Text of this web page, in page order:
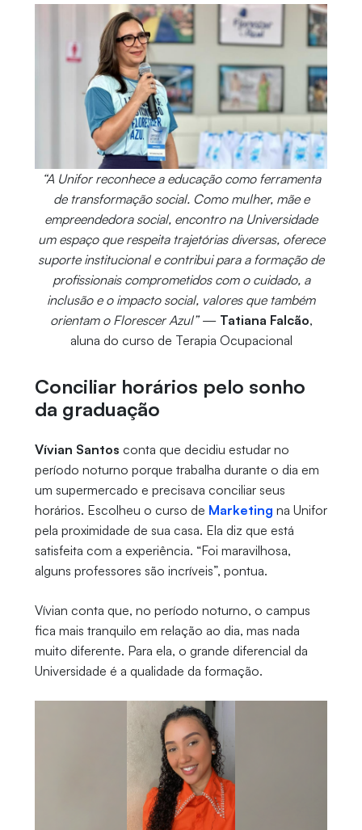
“A Unifor reconhece a educação como ferramenta
de transformação social. Como mulher, mãe e
empreendedora social, encontro na Universidade
um espaço que respeita trajetórias diversas, oferece
suporte institucional e contribui para a formação de
profissionais comprometidos com o cuidado, a
inclusão e o impacto social, valores que também
orientam o Florescer Azul”— Tatiana Falcão,
aluna do curso de Terapia Ocupacional
Conciliar horários pelo sonho
da graduação
Vívian Santos conta que decidiu estudar no
período noturno porque trabalha durante o dia em
um supermercado e precisava conciliar seus
horários. Escolheu o curso de Marketing na Unifor
pela proximidade de sua casa. Ela diz que está
satisfeita com a experiência. “Foi maravilhosa,
alguns professores são incríveis”, pontua.
Vívian conta que, no período noturno, o campus
fica mais tranquilo em relação ao dia, mas nada
muito diferente. Para ela, o grande diferencial da
Universidade é a qualidade da formação.